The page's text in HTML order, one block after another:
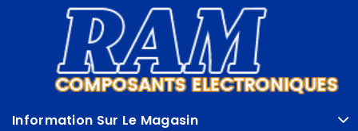
Information Sur Le Magasin